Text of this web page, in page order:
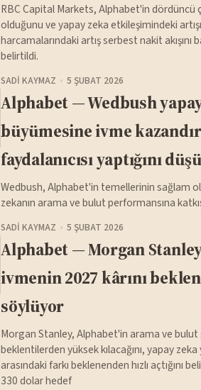
RBC Capital Markets, Alphabet'in dördüncü
olduğunu ve yapay zeka etkileşimindeki
harcamalarındaki artış serbest nakit akışını
belirtildi.
SADI KAYMAZ 5 ŞUBAT 2026
Alphabet — Wedbush
büyümesine ivme
faydalanıcısı yaptığını
Wedbush, Alphabet'in temellerinin sağlam
zekanın arama ve bulut performansına
SADI KAYMAZ 5 ŞUBAT 2026
Alphabet — Morgan
ivmenin 2027 kârını
söylüyor
Morgan Stanley, Alphabet'in arama ve bulut
beklentilerden yüksek kılacağını, yapay
arasındaki farkı beklenenden hızlı
330 dolar hedef